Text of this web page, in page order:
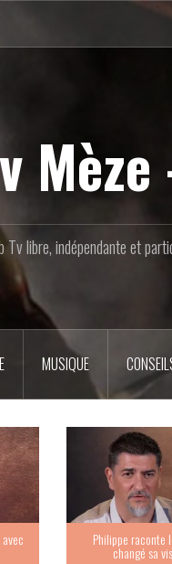
Tv libre, indépendante et
MUSIQUE
Philippe raconte
changé sa